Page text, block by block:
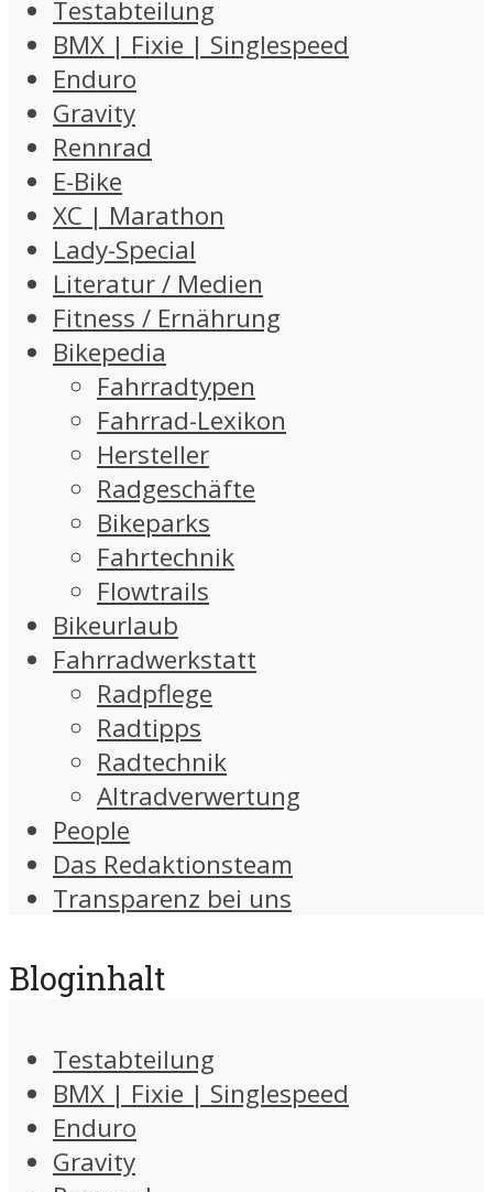
Testabteilung
BMX | Fixie | Singlespeed
Enduro
Gravity
Rennrad
E-Bike
XC | Marathon
Lady-Special
Literatur / Medien
Fitness / Ernährung
Bikepedia
Fahrradtypen
Fahrrad-Lexikon
Hersteller
Radgeschäfte
Bikeparks
Fahrtechnik
Flowtrails
Bikeurlaub
Fahrradwerkstatt
Radpflege
Radtipps
Radtechnik
Altradverwertung
People
Das Redaktionsteam
Transparenz bei uns
Bloginhalt
Testabteilung
BMX | Fixie | Singlespeed
Enduro
Gravity